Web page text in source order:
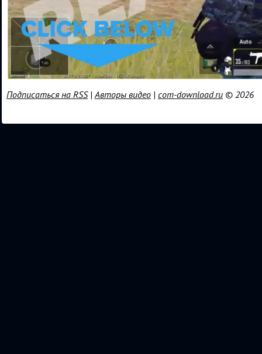
Подписаться на RSS|Авторы видео | com-download.ru © 2026